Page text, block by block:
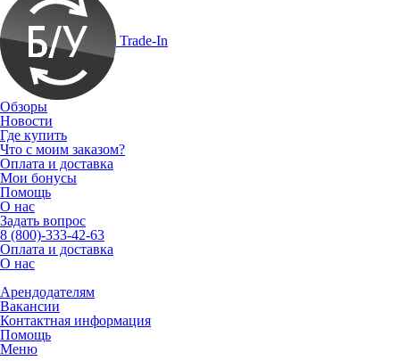
Trade-In
Обзоры
Новости
Где купить
Что с моим заказом?
Оплата и доставка
Мои бонусы
Помощь
О нас
Задать вопрос
8 (800)-333-42-63
Оплата и доставка
О нас
Арендодателям
Вакансии
Контактная информация
Помощь
Меню